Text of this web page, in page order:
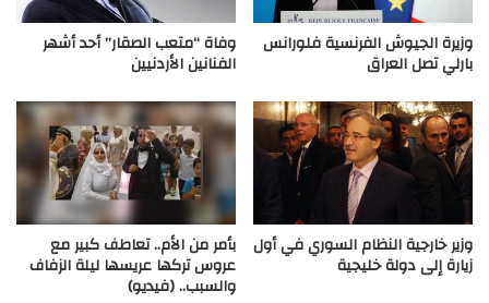
وزيرة الجيوش الفرنسية فلورانس
بارلي تصل العراق
وفاة “متعب الصقار” أحد أشهر
الفنانين الأردنيين
وزير خارجية النظام السوري في أول
زيارة إلى دولة خليجية
بأمر من الأم.. تعاطف كبير مع
عروس تركها عريسها ليلة الزفاف
والسبب.. (فيديو)